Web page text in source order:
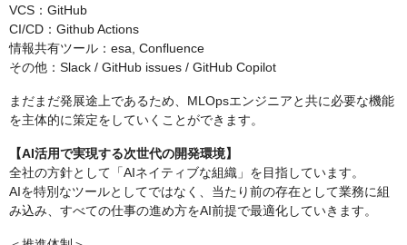
VCS：GitHub
CI/CD：Github Actions
情報共有ツール：esa, Confluence
その他：Slack / GitHub issues / GitHub Copilot
まだまだ発展途上であるため、MLOpsエンジニアと共に必要な機能
を主体的に策定をしていくことができます。
【AI活用で実現する次世代の開発環境】
全社の方針として「AIネイティブな組織」を目指しています。
AIを特別なツールとしてではなく、当たり前の存在として業務に組
み込み、すべての仕事の進め方をAI前提で最適化していきます。